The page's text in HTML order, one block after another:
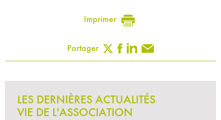
Imprimer
Partager
LES DERNIÈRES ACTUALITÉS
VIE DE L'ASSOCIATION